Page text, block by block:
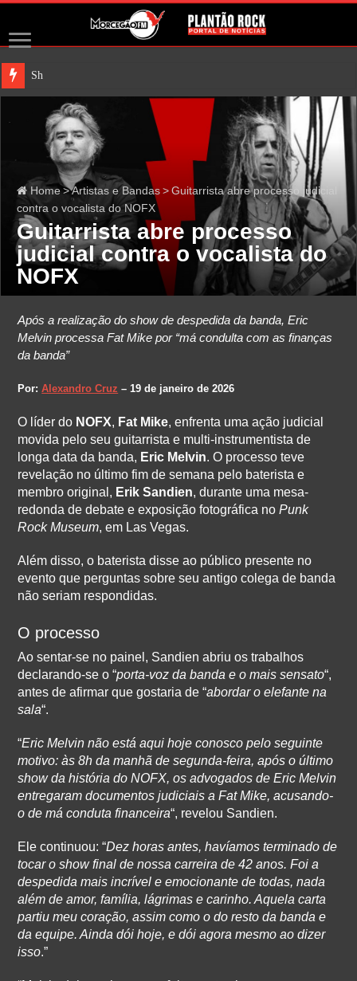
Show único do
Home >Artistas e Bandas > Guitarrista abre processo judicial
contra o vocalista do NOFX
Guitarrista abre processo
judicial contra o vocalista do
NOFX
Após a realização do show de despedida da banda, Eric
Melvin processa Fat Mike por “má condulta com as finanças
da banda”
Por:Alexandro Cruz – 19 de janeiro de 2026
O líder do NOFX, Fat Mike, enfrenta uma ação judicial
movida pelo seu guitarrista e multi-instrumentista de
longa data da banda, Eric Melvin. O processo teve
revelação no último fim de semana pelo baterista e
membro original, Erik Sandien, durante uma mesa-
redonda de debate e exposição fotográfica noPunk
Rock Museum, em Las Vegas.
Além disso, o baterista disse ao público presente no
evento que perguntas sobre seu antigo colega de banda
não seriam respondidas.
O processo
Ao sentar-se no painel, Sandien abriu os trabalhos
declarando-se o “porta-voz da banda e o mais sensato“,
antes de afirmar que gostaria de “abordar o elefante na
sala“.
“Eric Melvin não está aqui hoje conosco pelo seguinte
motivo: às 8h da manhã de segunda-feira, após o último
show da história do NOFX, os advogados de Eric Melvin
entregaram documentos judiciais a Fat Mike, acusando-
o de má conduta financeira“, revelou Sandien.
Ele continuou: “Dez horas antes, havíamos terminado de
tocar o show final de nossa carreira de 42 anos. Foi a
despedida mais incrível e emocionante de todas, nada
além de amor, família, lágrimas e carinho. Aquela carta
partiu meu coração, assim como o do resto da banda e
da equipe. Ainda dói hoje, e dói agora mesmo ao dizer
isso.”